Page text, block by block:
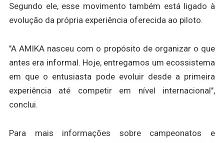
Segundo ele, esse movimento também está ligado à
evolução da própria experiência oferecida ao piloto.
"A AMIKA nasceu com o propósito de organizar o que
antes era informal. Hoje, entregamos um ecossistema
em que o entusiasta pode evoluir desde a primeira
experiência até competir em nível internacional",
conclui.
Para mais informações sobre campeonatos e